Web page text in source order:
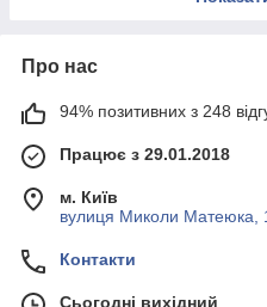
Про нас
94% позитивних з 248
Працює з 29.01.2018
м. Київ
вулиця Миколи Матеюка,
Контакти
Сьогодні вихідний